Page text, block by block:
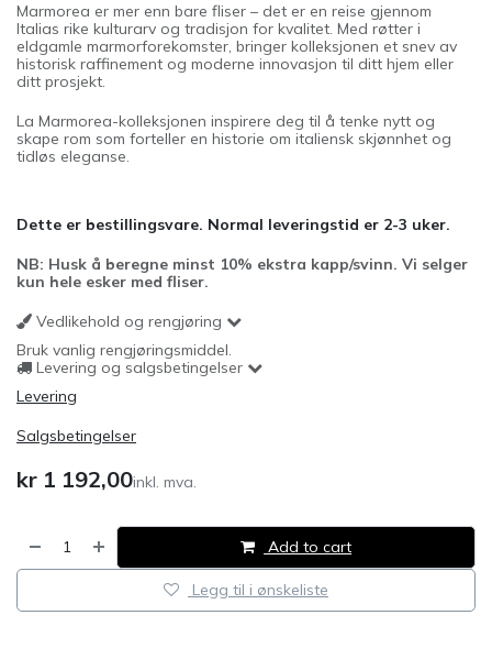
Marmorea er mer enn bare fliser – det er en reise gjennom
Italias rike kulturarv og tradisjon for kvalitet. Med røtter i
eldgamle marmorforekomster, bringer kolleksjonen et snev av
historisk raffinement og moderne innovasjon til ditt hjem eller
ditt prosjekt.
La Marmorea-kolleksjonen inspirere deg til å tenke nytt og
skape rom som forteller en historie om italiensk skjønnhet og
tidløs eleganse.
Dette er bestillingsvare. Normal leveringstid er 2-3 uker.
NB: Husk å beregne minst 10% ekstra kapp/svinn. Vi selger
kun hele esker med fliser.
Vedlikehold og rengjøring
Bruk vanlig rengjøringsmiddel.
Levering og salgsbetingelser
Levering
Salgsbetingelser
kr 1 192,00inkl. mva.
Add to cart
Legg til i ønskeliste